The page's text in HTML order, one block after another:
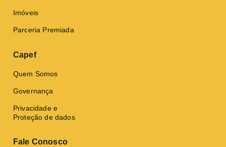
Imóveis
Parceria Premiada
Capef
Quem Somos
Governança
Privacidade e
Proteção de dados
Fale Conosco